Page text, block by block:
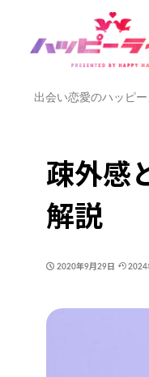
出会い恋愛のハッピ
疎外感
解説
2020年9月29日 2024